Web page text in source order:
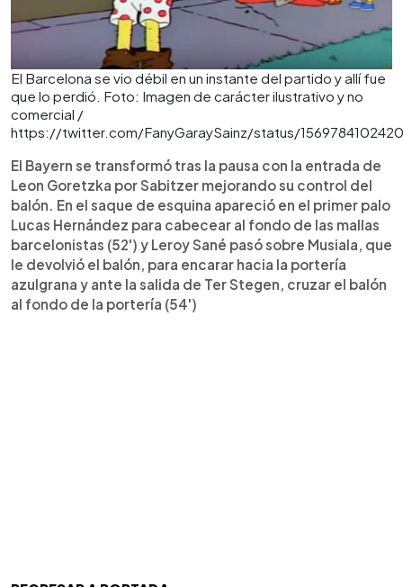
El Barcelona se vio débil en un instante del partido y allí fue
que lo perdió. Foto: Imagen de carácter ilustrativo y no
comercial /
https://twitter.com/FanyGaraySainz/status/
El Bayern se transformó tras la pausa con la entrada de
Leon Goretzka por Sabitzer mejorando su control del
balón. En el saque de esquina apareció en el primer palo
Lucas Hernández para cabecear al fondo de las mallas
barcelonistas (52') y Leroy Sané pasó sobre Musiala, que
le devolvió el balón, para encarar hacia la portería
azulgrana y ante la salida de Ter Stegen, cruzar el balón
al fondo de la portería (54')